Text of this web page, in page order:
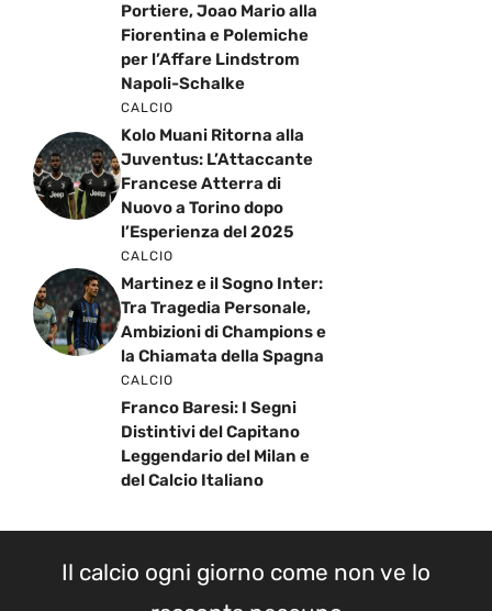
Portiere, Joao Mario alla
Fiorentina e Polemiche
per l’Affare Lindstrom
Napoli-Schalke
CALCIO
Kolo Muani Ritorna alla
Juventus: L’Attaccante
Francese Atterra di
Nuovo a Torino dopo
l’Esperienza del 2025
CALCIO
Martinez e il Sogno Inter:
Tra Tragedia Personale,
Ambizioni di Champions e
la Chiamata della Spagna
CALCIO
Franco Baresi: I Segni
Distintivi del Capitano
Leggendario del Milan e
del Calcio Italiano
Il calcio ogni giorno come non ve lo